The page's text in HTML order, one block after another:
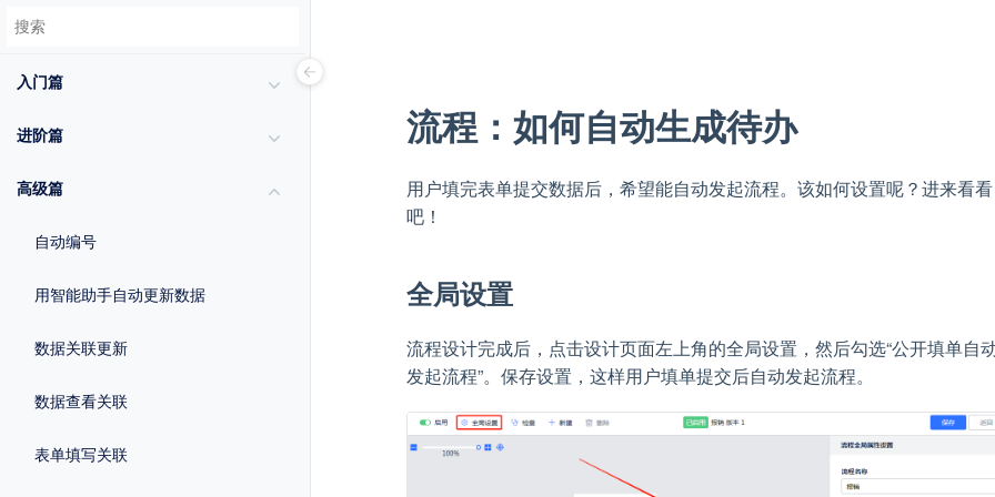
入门篇
进阶篇
高级篇
自动编号
用智能助手自动更新数据
数据关联更新
数据查看关联
表单填写关联
流程：如何自动生成待办
用户填完表单提交数据后，希望能自动发起流程。该如何设置呢？进来看看
吧！
全局设置
流程设计完成后，点击设计页面左上角的全局设置，然后勾选“公开填单自
发起流程”。保存设置，这样用户填单提交后自动发起流程。